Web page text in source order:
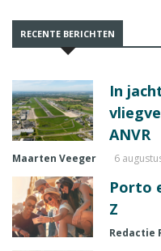
RECENTE BERICHTEN
In
ANVR
Maarten Veeger 6
Porto
Z
Redactie